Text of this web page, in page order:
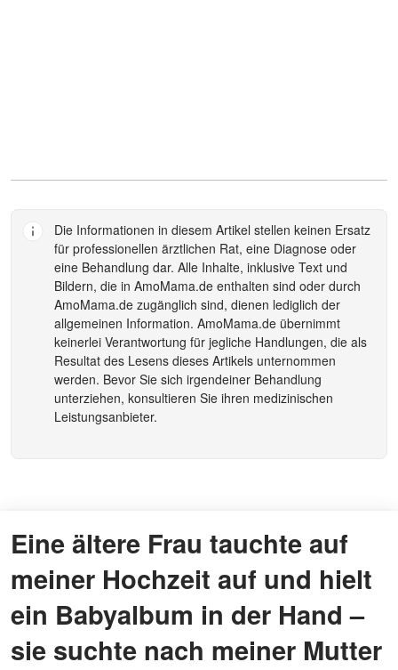
Die Informationen in diesem Artikel stellen keinen Ersatz
für professionellen ärztlichen Rat, eine Diagnose oder
eine Behandlung dar. Alle Inhalte, inklusive Text und
Bildern, die in AmoMama.de enthalten sind oder durch
AmoMama.de zugänglich sind, dienen lediglich der
allgemeinen Information. AmoMama.de übernimmt
keinerlei Verantwortung für jegliche Handlungen, die als
Resultat des Lesens dieses Artikels unternommen
werden. Bevor Sie sich irgendeiner Behandlung
unterziehen, konsultieren Sie ihren medizinischen
Leistungsanbieter.
Eine ältere Frau tauchte auf
meiner Hochzeit auf und hielt
ein Babyalbum in der Hand –
sie suchte nach meiner Mutter